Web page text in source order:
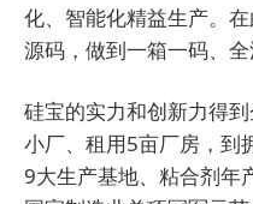
化、智能化精益生产。
源码，做到一箱一码、全
硅宝的实力和创新力得
小厂、租用5亩厂房，到
9大生产基地、粘合剂年